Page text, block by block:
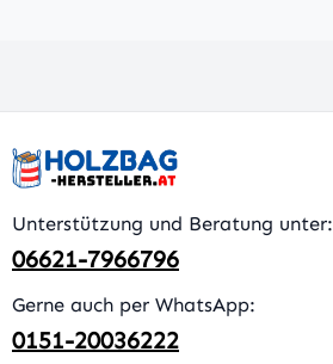
Unterstützung und Beratung unter:
06621-7966796
Gerne auch per WhatsApp:
0151-20036222